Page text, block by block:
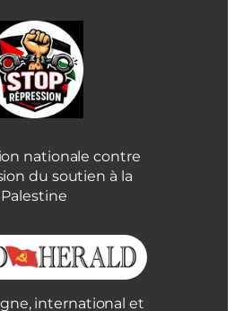
nationale contre
du soutien à la
Palestine
international et